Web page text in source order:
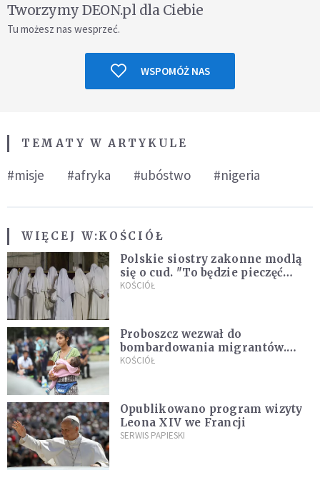
Tworzymy DEON.pl dla Ciebie
Tu możesz nas wesprzeć.
WSPOMÓŻ NAS
TEMATY W ARTYKULE
#misje #afryka #ubóstwo #nigeria
WIĘCEJ W:KOŚCIÓŁ
Polskie siostry zakonne modlą
się o cud. "To będzie pieczęć
Pana Boga dla naszej wiary"
KOŚCIÓŁ
Proboszcz wezwał do
bombardowania migrantów.
"Masowy ogień przeciwko
KOŚCIÓŁ
Opublikowano program wizyty
Leona XIV we Francji
SERWIS PAPIESKI